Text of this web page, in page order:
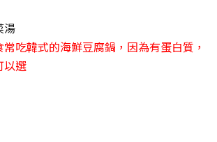
湯
吃韓式的海鮮豆腐鍋，因為有蛋白質，
以選